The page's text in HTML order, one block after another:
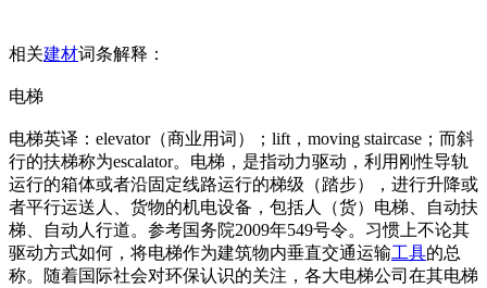
相关建材词条解释：
电梯
电梯英译：elevator（商业用词）；lift，moving staircase；而斜
行的扶梯称为escalator。电梯，是指动力驱动，利用刚性导轨
运行的箱体或者沿固定线路运行的梯级（踏步），进行升降或
者平行运送人、货物的机电设备，包括人（货）电梯、自动扶
梯、自动人行道。参考国务院2009年549号令。习惯上不论其
驱动方式如何，将电梯作为建筑物内垂直交通运输工具的总
称。随着国际社会对环保认识的关注，各大电梯公司在其电梯